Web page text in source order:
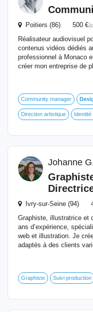
Poitiers (86) 500 €/
Réalisateur audiovisuel
contenus vidéos dédiés
professionnel à Monaco
créer mon entreprise de
Community manager
Direction artistique
Johanne
Ivry-sur-Seine (94)
Graphiste, illustratrice et
ans d’expérience,
web et illustration. Je
adaptés à des clients
Graphiste Suivi production